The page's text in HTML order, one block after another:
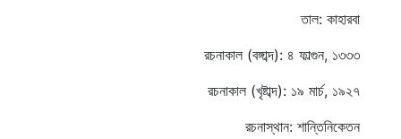
তাল: কাহারবা
রচনাকাল (বঙ্গাব্দ): ৪ ফাল্গুন, ১৩৩৩
রচনাকাল (খৃষ্টাব্দ): ১৯ মার্চ, ১৯২৭
রচনাস্থান: শান্তিনিকেতন